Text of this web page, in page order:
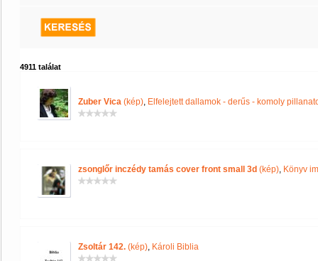
4911 találat
Zuber Vica (kép), Elfelejtett dallamok - derűs - komoly
zsonglőr inczédy tamás cover front small 3d (kép), Könyv
Zsoltár 142. (kép), Károli Biblia